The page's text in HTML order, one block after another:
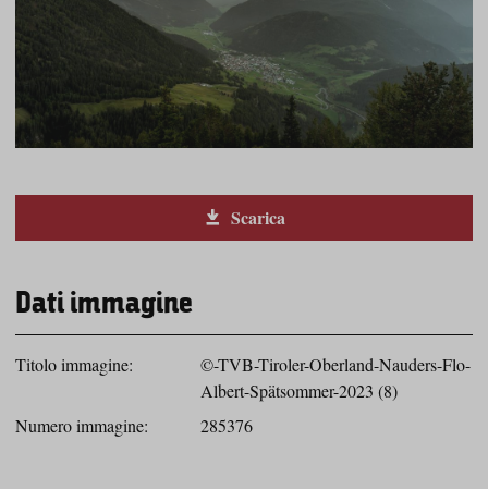
Scarica
Dati immagine
Titolo immagine:
©-TVB-Tiroler-Oberland-Nauders-Flo-
Albert-Spätsommer-2023 (8)
Numero immagine:
285376